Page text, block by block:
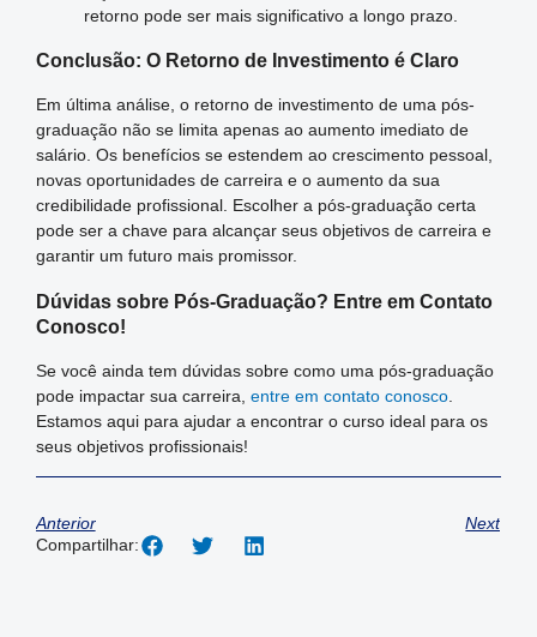
retorno pode ser mais significativo a longo prazo.
Conclusão: O Retorno de Investimento é Claro
Em última análise, o retorno de investimento de uma pós-
graduação não se limita apenas ao aumento imediato de
salário. Os benefícios se estendem ao crescimento pessoal,
novas oportunidades de carreira e o aumento da sua
credibilidade profissional. Escolher a pós-graduação certa
pode ser a chave para alcançar seus objetivos de carreira e
garantir um futuro mais promissor.
Dúvidas sobre Pós-Graduação? Entre em Contato
Conosco!
Se você ainda tem dúvidas sobre como uma pós-graduação
pode impactar sua carreira, entre em contato conosco.
Estamos aqui para ajudar a encontrar o curso ideal para os
seus objetivos profissionais!
Anterior
Next
Compartilhar: